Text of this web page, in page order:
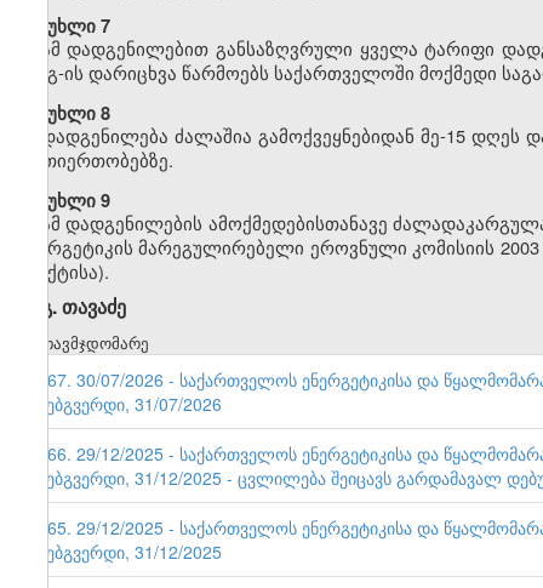
მუხლი 7
ამ დადგენილებით განსაზღვრული ყველა ტარიფი
დღგ-ის დარიცხვა წარმოებს საქართველოში მოქმედი
მუხლი 8
დადგენილება ძალაშია გამოქვეყნებიდან მე-15
ურთიერთობებზე.
მუხლი 9
ამ დადგენილების ამოქმედებისთანავე
ენერგეტიკის მარეგულირებელი ეროვნული კომისიის
პუნქტისა).
გ. თავაძე
თავმჯდომარე
167. 30/07/2026 - საქართველოს ენერგეტიკისა და
ვებგვერდი, 31/07/2026
166. 29/12/2025 - საქართველოს ენერგეტიკისა და
ვებგვერდი, 31/12/2025 - ცვლილება შეიცავს გარდამავალ
165. 29/12/2025 - საქართველოს ენერგეტიკისა და
ვებგვერდი, 31/12/2025